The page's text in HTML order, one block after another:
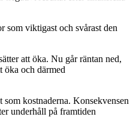
viktigast och svårast den
att öka. Nu går räntan ned,
öka och därmed
kostnaderna. Konsekvensen
underhåll på framtiden